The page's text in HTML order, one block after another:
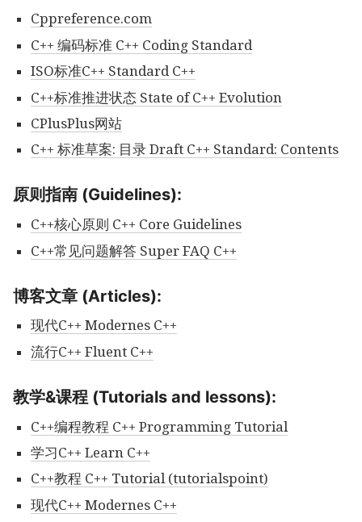
Cppreference.com
C++ 编码标准 C++ Coding Standard
ISO标准C++ Standard C++
C++标准推进状态 State of C++ Evolution
CPlusPlus网站
C++ 标准草案: 目录 Draft C++ Standard: Contents
原则指南 (Guidelines):
C++核心原则 C++ Core Guidelines
C++常见问题解答 Super FAQ C++
博客文章 (Articles):
现代C++ Modernes C++
流行C++ Fluent C++
教学&课程 (Tutorials and lessons):
C++编程教程 C++ Programming Tutorial
学习C++ Learn C++
C++教程 C++ Tutorial (tutorialspoint)
现代C++ Modernes C++